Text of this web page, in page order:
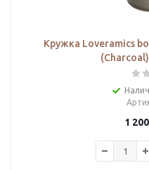
Кружка Loveramics
1 200